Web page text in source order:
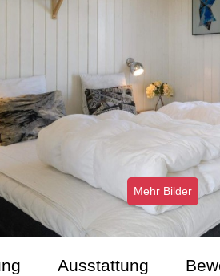
Mehr Bilder
Ausstattung